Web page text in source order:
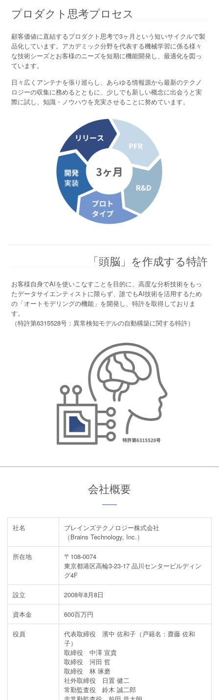
プロダクト思考プロセス
顧客価値に直結するプロダクト思考で3ヶ月という短いサイクルで製
品化しています。アカデミック分野を代表する機械学習に係る様々
な技術シーズとお客様のニーズを短期に機能開発し、最適化を図っ
ています。
日々広くアンテナを張り巡らし、あらゆる情報源から最新のテクノ
ロジーの収集に務めるとともに、少しでも新しい概念に出会うと実
際に試し、知識・ノウハウを充実させることに努めています。
「頭脳」を作成する特許
お客様自身でAIを使いこなすことを目的に、高度な分析技術をもっ
たデータサイエンティストに限らず、誰でもAI技術を活用するため
の「オートモデリングの機能」を開発し、特許を取得しておりま
す。
（特許第6315528号：異常検知モデルの自動構築に関する特許）
会社概要
社名
ブレインズテクノロジー株式会社
（Brains Technology, Inc.）
所在地
〒108-0074
東京都港区高輪3-23-17 品川センタービルディン
グ4F
設立 2008年8月8日
資本金 600百万円
役員
代表取締役 濱中 佐和子（戸籍名：齋藤 佐和
子）
取締役 中澤 宣貴
取締役 河田 哲
取締役 林 琢磨
社外取締役 日置 健二
常勤監査役 鈴木 誠二郎